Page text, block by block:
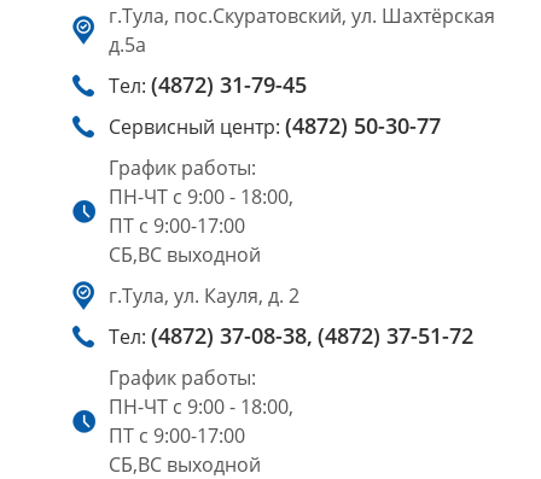
г.Тула, пос.Скуратовский, ул. Шахтёрская
д.5а
Тел: (4872) 31-79-45
Сервисный центр: (4872) 50-30-77
График работы:
ПН-ЧТ с 9:00 - 18:00,
ПТ с 9:00-17:00
СБ,ВС выходной
г.Тула, ул. Кауля, д. 2
Тел: (4872) 37-08-38, (4872) 37-51-72
График работы:
ПН-ЧТ с 9:00 - 18:00,
ПТ с 9:00-17:00
СБ,ВС выходной